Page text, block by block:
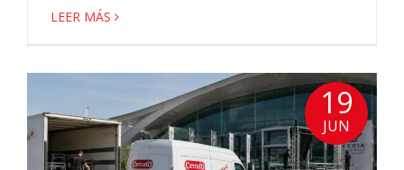
LEER MÁS
19
JUN